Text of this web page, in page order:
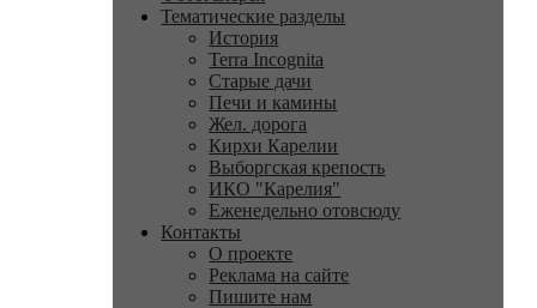
Тематические разделы
История
Terra Incognita
Старые дачи
Печи и камины
Жел. дорога
Кирхи Карелии
Выборгская крепость
ИКО "Карелия"
Еженедельно отовсюду
Контакты
О проекте
Реклама на сайте
Пишите нам